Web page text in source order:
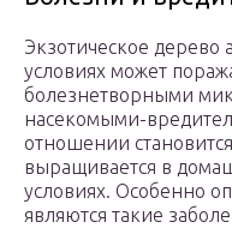
Экзотическое дерево
условиях может
болезнетворными
насекомыми-
отношении
выращивается в
условиях. Особенно
являются такие